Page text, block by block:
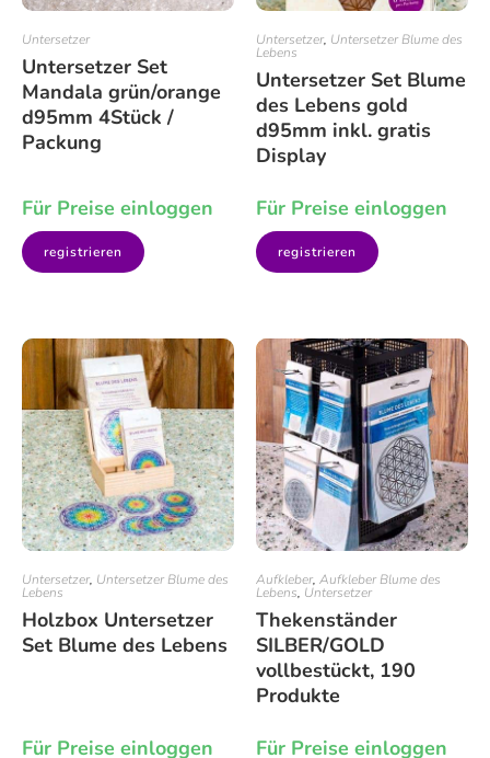
Untersetzer
Untersetzer Set
Mandala grün/orange
d95mm 4Stück /
Packung
Für Preise einloggen
registrieren
Untersetzer, Untersetzer Blume des
Lebens
Untersetzer Set Blume
des Lebens gold
d95mm inkl. gratis
Display
Für Preise einloggen
registrieren
Untersetzer, Untersetzer Blume des
Lebens
Holzbox Untersetzer
Set Blume des Lebens
Für Preise einloggen
Aufkleber, Aufkleber Blume des
Lebens, Untersetzer
Thekenständer
SILBER/GOLD
vollbestückt, 190
Produkte
Für Preise einloggen